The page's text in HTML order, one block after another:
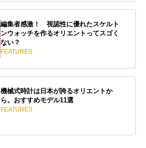
編集者感激！ 視認性に優れたスケルト
ンウォッチを作るオリエントってスゴく
ない？
FEATURES
機械式時計は日本が誇るオリエントか
ら。おすすめモデル11選
FEATURES